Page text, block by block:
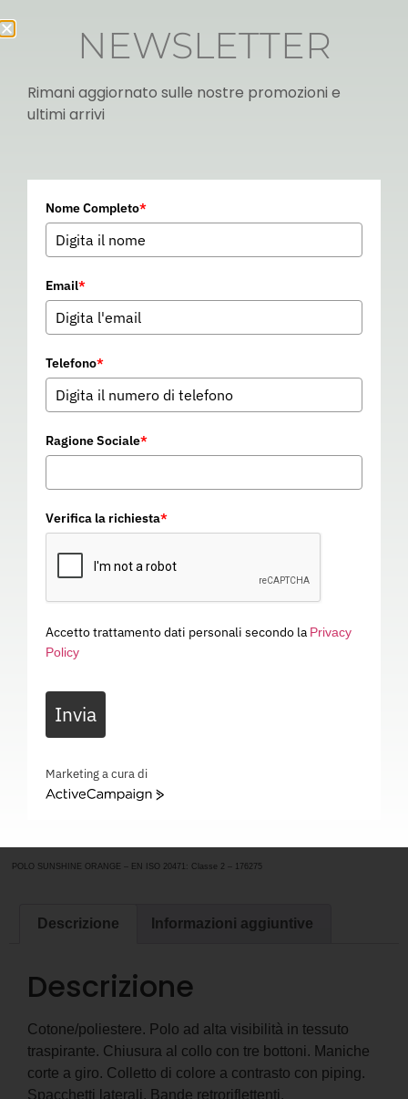
POLO SUNSHINE ORANGE
POLO SUNSHINE ORANGE – EN ISO 20471: Classe 2 – 176275
Descrizione Informazioni aggiuntive
Descrizione
Cotone/poliestere. Polo ad alta visibilità in tessuto
traspirante. Chiusura al collo con tre bottoni. Maniche
corte a giro. Colletto di colore a contrasto con piping.
Spacchetti laterali. Bande retroriflettenti.
NEWSLETTER
Rimani aggiornato sulle nostre promozioni e
ultimi arrivi
Nome Completo*
Email*
Telefono*
Ragione Sociale*
Verifica la richiesta*
Accetto trattamento dati personali secondo la Privacy
Policy
Invia
Marketing a cura di
ActiveCampaign